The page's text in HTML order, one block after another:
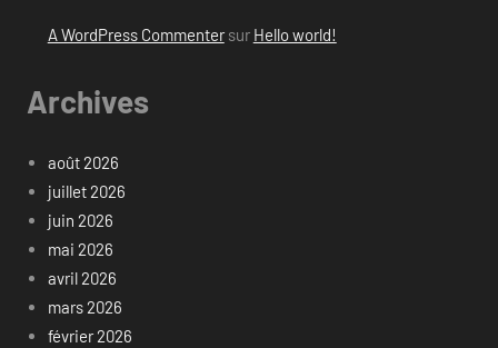
A WordPress Commentersur Hello world!
Archives
août 2026
juillet 2026
juin 2026
mai 2026
avril 2026
mars 2026
février 2026